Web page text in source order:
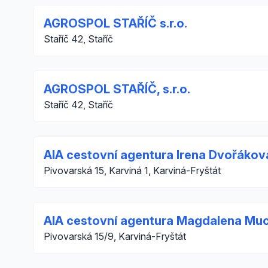
AGROSPOL STAŘÍČ s.r.o.
Staříč 42, Staříč
AGROSPOL STAŘÍČ, s.r.o.
Staříč 42, Staříč
AIA cestovní agentura Irena
Pivovarská 15, Karviná 1, Karviná-Fryštát
AIA cestovní agentura Magdalena
Pivovarská 15/9, Karviná-Fryštát